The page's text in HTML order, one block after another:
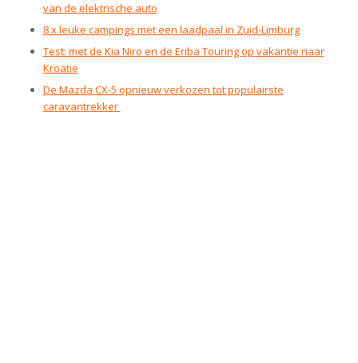
van de elektrische auto
8 x leuke campings met een laadpaal in Zuid-Limburg
Test: met de Kia Niro en de Eriba Touring op vakantie naar
Kroatië
De Mazda CX-5 opnieuw verkozen tot populairste
caravantrekker